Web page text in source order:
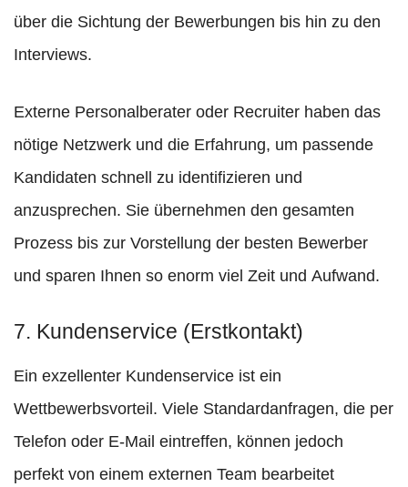
über die Sichtung der Bewerbungen bis hin zu den
Interviews.
Externe Personalberater oder Recruiter haben das
nötige Netzwerk und die Erfahrung, um passende
Kandidaten schnell zu identifizieren und
anzusprechen. Sie übernehmen den gesamten
Prozess bis zur Vorstellung der besten Bewerber
und sparen Ihnen so enorm viel Zeit und Aufwand.
7. Kundenservice (Erstkontakt)
Ein exzellenter Kundenservice ist ein
Wettbewerbsvorteil. Viele Standardanfragen, die per
Telefon oder E-Mail eintreffen, können jedoch
perfekt von einem externen Team bearbeitet